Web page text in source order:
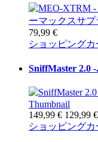
79,99 €
ショッピング
SniffMaster 2.0 -
149,99 € 129,99 €
ショッピング